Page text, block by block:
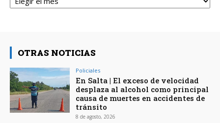
OTRAS NOTICIAS
Policiales
En Salta | El exceso de velocidad
desplaza al alcohol como principal
causa de muertes en accidentes de
tránsito
8 de agosto, 2026